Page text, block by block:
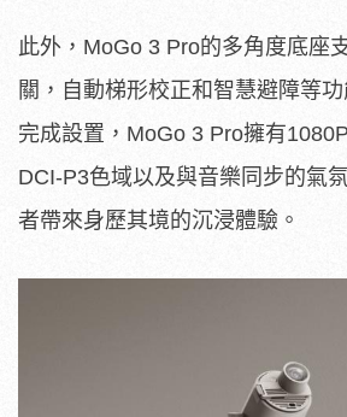
此外，MoGo 3 Pro的多角度底座
關，自動梯形校正和智慧避障等
完成設置，MoGo 3 Pro擁有
DCI-P3色域以及與音樂同步的氣
者帶來身歷其境的沉浸體驗。